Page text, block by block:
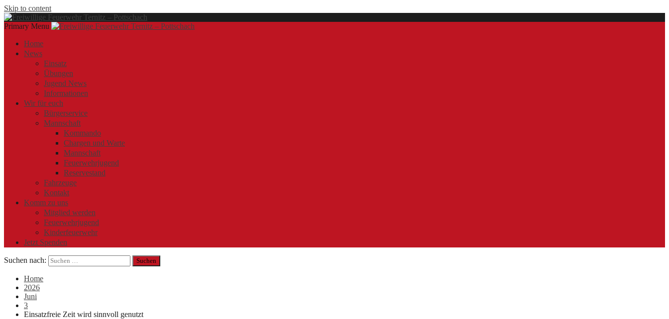
Skip to content
Primary Menu
Freiwillige Feuerwehr Ternitz – Pottschach
Home
News
Einsatz
Übungen
Jugend News
Informationen
Wir für euch
Bürgerservice
Mannschaft
Kommando
Chargen und Warte
Mannschaft
Feuerwehrjugend
Reservestand
Fahrzeuge
Kontakt
Komm zu uns
Mitglied werden
Feuerwehrjugend
Kinderfeuerwehr
Jetzt Spenden
Suchen nach:
Home
2026
Juni
3
Einsatzfreie Zeit wird sinnvoll genutzt